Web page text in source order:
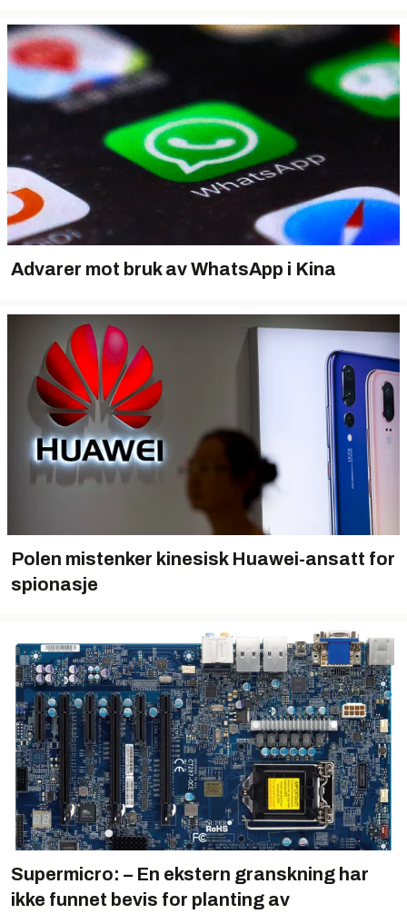
Advarer mot bruk av WhatsApp i Kina
Polen mistenker kinesisk Huawei-ansatt for
spionasje
Supermicro: – En ekstern granskning har
ikke funnet bevis for planting av